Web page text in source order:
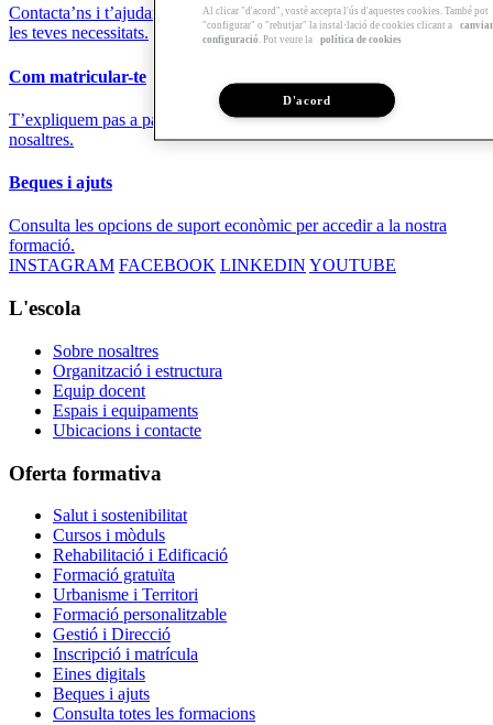
Contacta’ns i t’ajudarem a trobar la formació que millor s’adapti a
les teves necessitats.
Com matricular-te
T’expliquem pas a pas el procés i els requisits per formar-te amb
nosaltres.
Beques i ajuts
Consulta les opcions de suport econòmic per accedir a la nostra
formació.
INSTAGRAM FACEBOOK LINKEDIN YOUTUBE
L'escola
Sobre nosaltres
Organització i estructura
Equip docent
Espais i equipaments
Ubicacions i contacte
Oferta formativa
Salut i sostenibilitat
Cursos i mòduls
Rehabilitació i Edificació
Formació gratuïta
Urbanisme i Territori
Formació personalitzable
Gestió i Direcció
Inscripció i matrícula
Eines digitals
Beques i ajuts
Consulta totes les formacions
Al clicar "d'acord", vostè accepta l'ús d'aquestes cookies. També pot
"configurar" o "rebutjar" la instal·lació de cookies clicant a
canviar
configuració . Pot veure la política de cookies
D'acord